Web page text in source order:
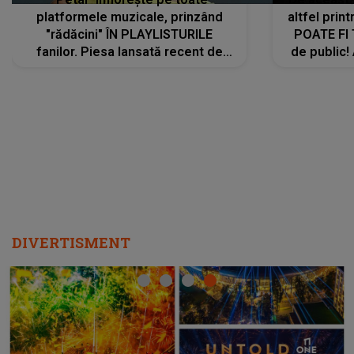
platformele muzicale, prinzând
"rădăcini" ÎN PLAYLISTURILE
fanilor. Piesa lansată recent de
altfel
POATE FI
de public!
DIVERTISMENT